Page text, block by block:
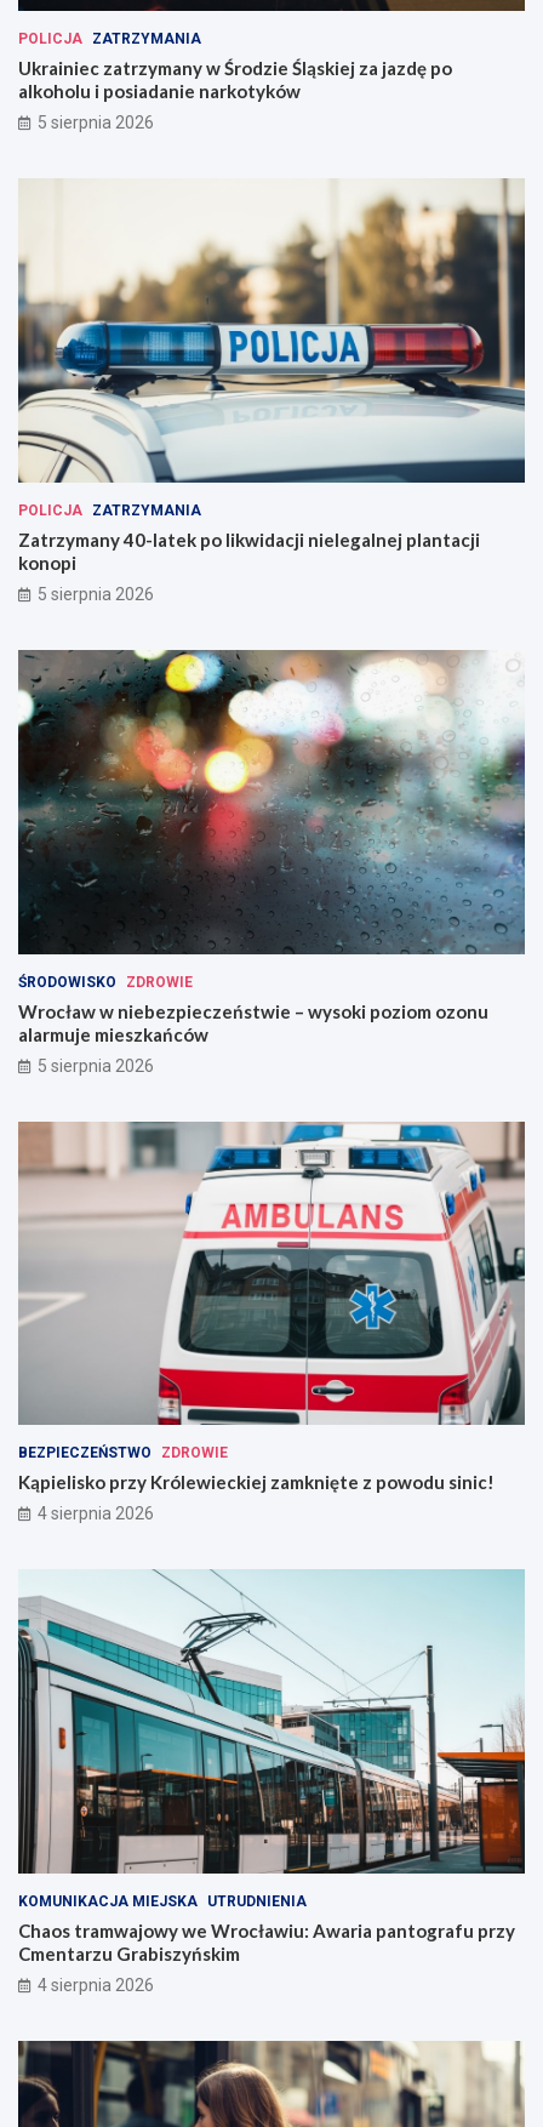
POLICJA ZATRZYMANIA
Ukrainiec zatrzymany w Środzie Śląskiej za jazdę po
alkoholu i posiadanie narkotyków
5 sierpnia 2026
POLICJA ZATRZYMANIA
Zatrzymany 40-latek po likwidacji nielegalnej plantacji
konopi
5 sierpnia 2026
ŚRODOWISKO ZDROWIE
Wrocław w niebezpieczeństwie – wysoki poziom ozonu
alarmuje mieszkańców
5 sierpnia 2026
BEZPIECZEŃSTWO ZDROWIE
Kąpielisko przy Królewieckiej zamknięte z powodu sinic!
4 sierpnia 2026
KOMUNIKACJA MIEJSKA UTRUDNIENIA
Chaos tramwajowy we Wrocławiu: Awaria pantografu przy
Cmentarzu Grabiszyńskim
4 sierpnia 2026